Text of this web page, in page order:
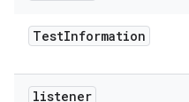
TestInformation
listener